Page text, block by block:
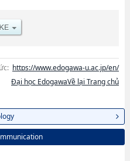
https://www.edogawa-u.ac.jp/en/
Đại học EdogawaVề lại Trang chủ